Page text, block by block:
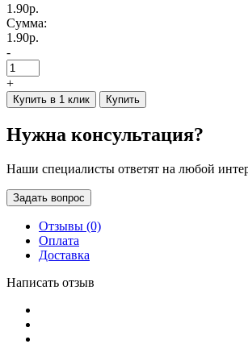
1.90р.
Сумма:
1.90р.
-
+
Купить в 1 клик Купить
Нужна консультация?
Наши специалисты ответят на любой
Задать вопрос
Отзывы (0)
Оплата
Доставка
Написать отзыв